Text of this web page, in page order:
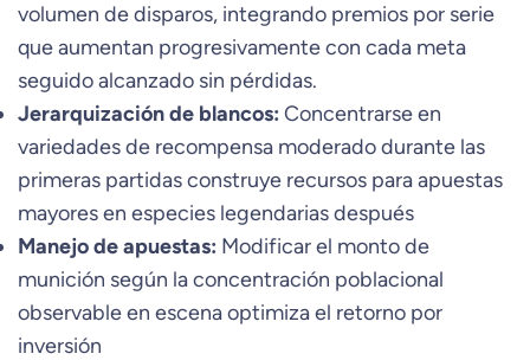
volumen de disparos, integrando premios por serie
que aumentan progresivamente con cada meta
seguido alcanzado sin pérdidas.
Jerarquización de blancos: Concentrarse en
variedades de recompensa moderado durante las
primeras partidas construye recursos para apuestas
mayores en especies legendarias después
Manejo de apuestas: Modificar el monto de
munición según la concentración poblacional
observable en escena optimiza el retorno por
inversión